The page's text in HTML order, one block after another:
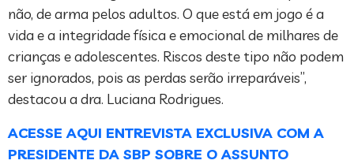
não, de arma pelos adultos. O que está em jogo é a
vida e a integridade física e emocional de milhares de
crianças e adolescentes. Riscos deste tipo não podem
ser ignorados, pois as perdas serão irreparáveis”,
destacou a dra. Luciana Rodrigues.
ACESSE AQUI ENTREVISTA EXCLUSIVA COM A
PRESIDENTE DA SBP SOBRE O ASSUNTO